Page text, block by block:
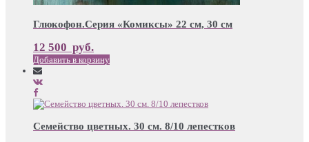
Глюкофон.Серия «Комиксы» 22 см, 30 см
12 500 руб.
Добавить в корзину
Семейство цветных. 30 см. 8/10 лепестков